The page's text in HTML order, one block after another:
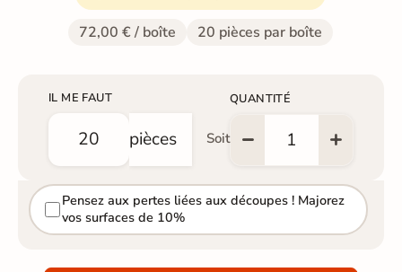
72,00 € / boîte 20 pièces par boîte
IL ME FAUT
pièces Soit
QUANTITÉ
Pensez aux pertes liées aux découpes ! Majorez
vos surfaces de 10%